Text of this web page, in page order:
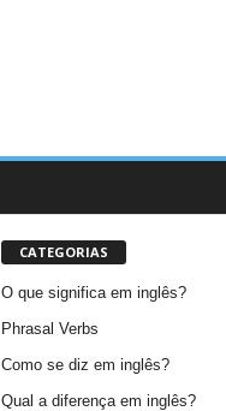
CATEGORIAS
O que significa em inglês?
Phrasal Verbs
Como se diz em inglês?
Qual a diferença em inglês?